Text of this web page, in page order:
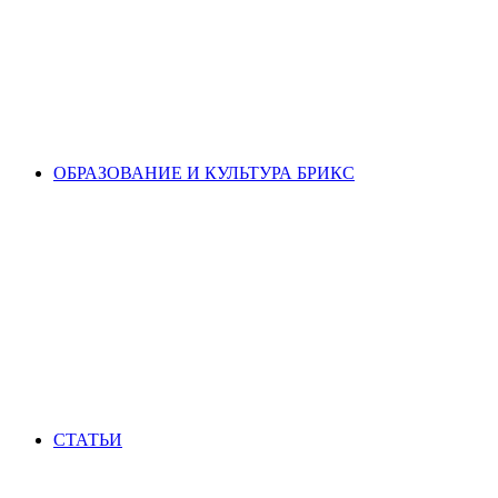
ОБРАЗОВАНИЕ И КУЛЬТУРА БРИКС
СТАТЬИ